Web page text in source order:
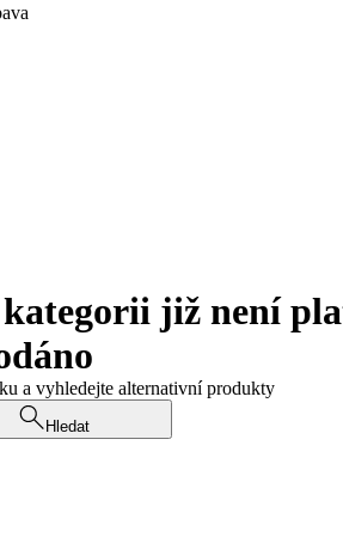
již není
a vyhledejte alternativní produkty
Hledat